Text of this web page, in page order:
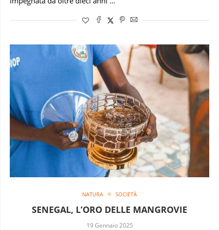
NATURA SOCIETÀ
SENEGAL, L’ORO DELLE MANGROVIE
19 Gennaio 2025